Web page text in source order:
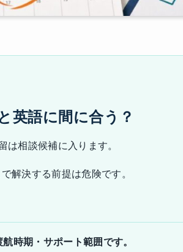
英語に間に合う？
相談候補に入ります。
解決する前提は危険です。
時期・サポート範囲です。